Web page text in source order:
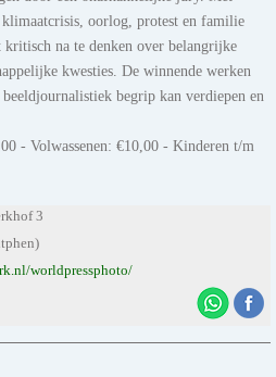
klimaatcrisis, oorlog, protest en familie
na te denken over belangrijke
kwesties. De winnende werken
begrip kan verdiepen en
- Volwassenen: €10,00 - Kinderen t/m
3
worldpressphoto/